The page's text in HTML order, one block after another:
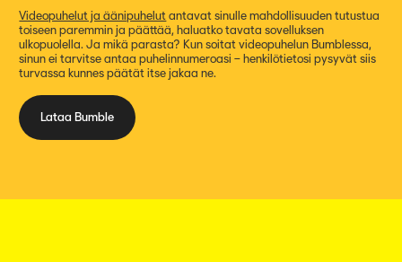
Videopuhelut ja äänipuhelutantavat sinulle mahdollisuuden tutustua
toiseen paremmin ja päättää, haluatko tavata sovelluksen
ulkopuolella. Ja mikä parasta? Kun soitat videopuhelun Bumblessa,
sinun ei tarvitse antaa puhelinnumeroasi – henkilötietosi pysyvät siis
turvassa kunnes päätät itse jakaa ne.
Lataa Bumble